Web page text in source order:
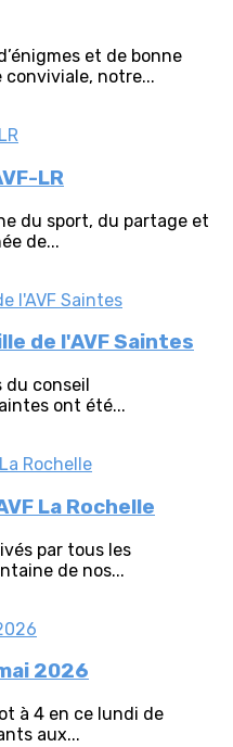
et de bonne
conviviale, notre...
LR
du sport, du partage et
de...
de l'AVF Saintes
conseil
ont été...
La Rochelle
par tous les
de nos...
2026
à 4 en ce lundi de
aux...